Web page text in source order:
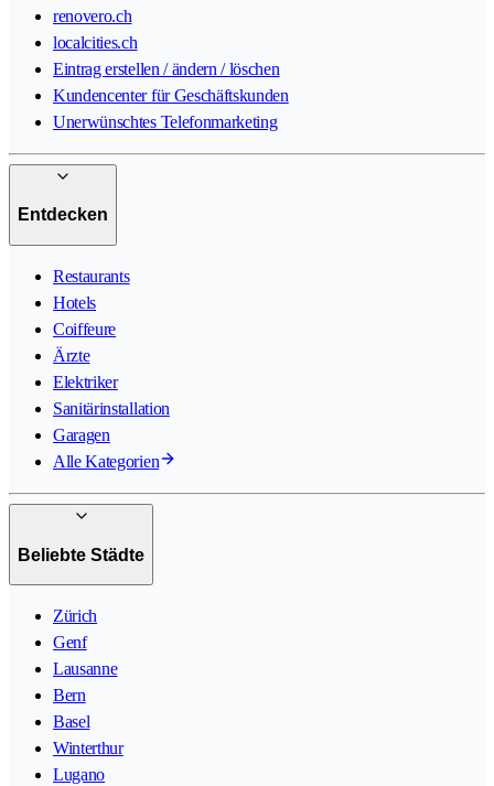
renovero.ch
localcities.ch
Eintrag erstellen / ändern / löschen
Kundencenter für Geschäftskunden
Unerwünschtes Telefonmarketing
Entdecken
Restaurants
Hotels
Coiffeure
Ärzte
Elektriker
Sanitärinstallation
Garagen
Alle Kategorien
Beliebte Städte
Zürich
Genf
Lausanne
Bern
Basel
Winterthur
Lugano